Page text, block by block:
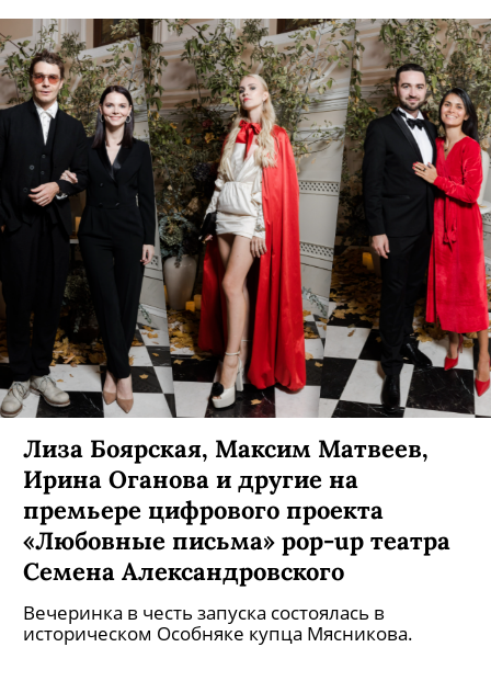
Лиза Боярская, Максим Матвеев,
Ирина Оганова и другие на
премьере цифрового проекта
«Любовные письма» pop-up театра
Семена Александровского
Вечеринка в честь запуска состоялась в
историческом Особняке купца Мясникова.